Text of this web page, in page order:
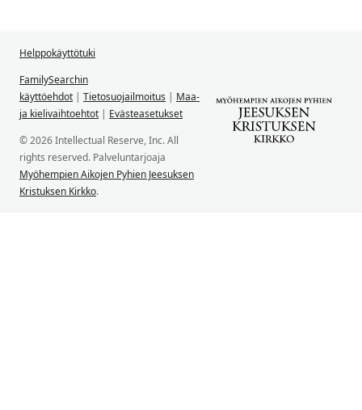
Helppokäyttötuki
FamilySearchin
käyttöehdot | Tietosuojailmoitus | Maa-
ja kielivaihtoehtot | Evästeasetukset
© 2026 Intellectual Reserve, Inc. All
rights reserved. Palveluntarjoaja
Myöhempien Aikojen Pyhien Jeesuksen
Kristuksen Kirkko.